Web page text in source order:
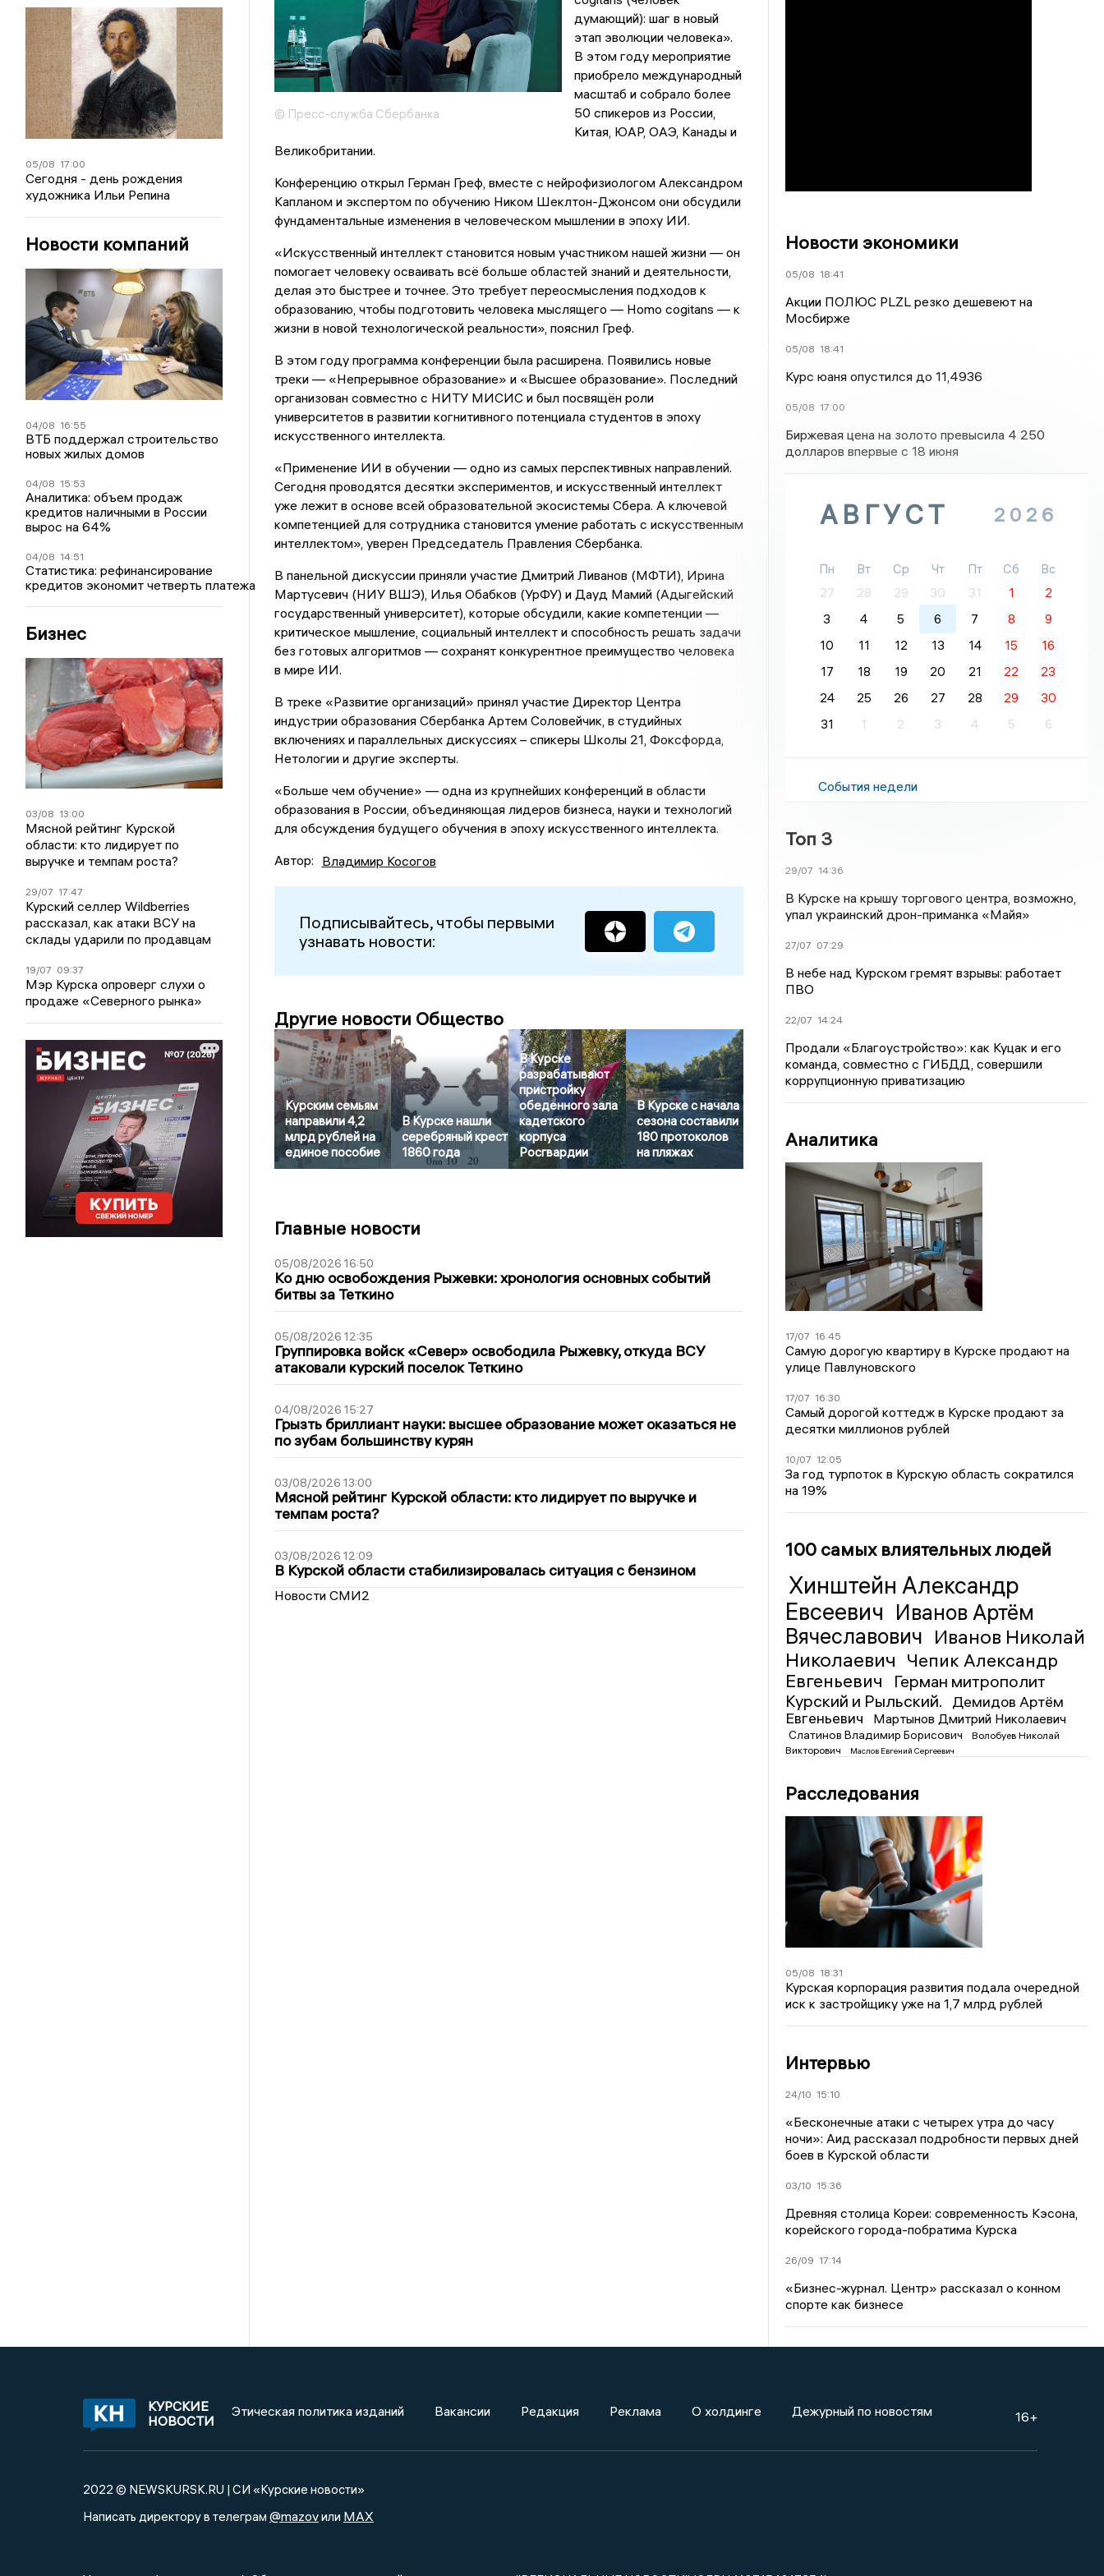
05/08 17:00
Сегодня - день рождения
художника Ильи Репина
Новости компаний
04/08 16:55
ВТБ поддержал строительство
новых жилых домов
04/08 15:53
Аналитика: объем продаж
кредитов наличными в России
вырос на 64%
04/08 14:51
Статистика: рефинансирование
кредитов экономит четверть платежа
Бизнес
03/08 13:00
Мясной рейтинг Курской
области: кто лидирует по
выручке и темпам роста?
29/07 17:47
Курский селлер Wildberries
рассказал, как атаки ВСУ на
склады ударили по продавцам
19/07 09:37
Мэр Курска опроверг слухи о
продаже «Северного рынка»
© Пресс-служба Сбербанка
думающий): шаг в новый
этап эволюции человека».
В этом году мероприятие
приобрело международный
масштаб и собрало более
50 спикеров из России,
Китая, ЮАР, ОАЭ, Канады и
Великобритании.
Конференцию открыл Герман Греф, вместе с нейрофизиологом Александром
Капланом и экспертом по обучению Ником Шеклтон-Джонсом они обсудили
фундаментальные изменения в человеческом мышлении в эпоху ИИ.
«Искусственный интеллект становится новым участником нашей жизни — он
помогает человеку осваивать всё больше областей знаний и деятельности,
делая это быстрее и точнее. Это требует переосмысления подходов к
образованию, чтобы подготовить человека мыслящего — Homo cogitans — к
жизни в новой технологической реальности», пояснил Греф.
В этом году программа конференции была расширена. Появились новые
треки — «Непрерывное образование» и «Высшее образование». Последний
организован совместно с НИТУ МИСИС и был посвящён роли
университетов в развитии когнитивного потенциала студентов в эпоху
искусственного интеллекта.
«Применение ИИ в обучении — одно из самых перспективных направлений.
Сегодня проводятся десятки экспериментов, и искусственный интеллект
уже лежит в основе всей образовательной экосистемы Сбера. А ключевой
компетенцией для сотрудника становится умение работать с искусственным
интеллектом», уверен Председатель Правления Сбербанка.
В панельной дискуссии приняли участие Дмитрий Ливанов (МФТИ), Ирина
Мартусевич (НИУ ВШЭ), Илья Обабков (УрФУ) и Дауд Мамий (Адыгейский
государственный университет), которые обсудили, какие компетенции —
критическое мышление, социальный интеллект и способность решать задачи
без готовых алгоритмов — сохранят конкурентное преимущество человека
в мире ИИ.
В треке «Развитие организаций» принял участие Директор Центра
индустрии образования Сбербанка Артем Соловейчик, в студийных
включениях и параллельных дискуссиях – спикеры Школы 21, Фоксфорда,
Нетологии и другие эксперты.
«Больше чем обучение» — одна из крупнейших конференций в области
образования в России, объединяющая лидеров бизнеса, науки и технологий
для обсуждения будущего обучения в эпоху искусственного интеллекта.
Автор: Владимир Косогов
Подписывайтесь, чтобы первыми
узнавать новости:
Другие новости Общество
Курским семьям
направили 4,2
млрд рублей на
единое пособие
В Курске нашли
серебряный крест
1860 года
В Курске
разрабатывают
пристройку
обеденного зала
кадетского
корпуса
Росгвардии
В Курске с начала
сезона составили
180 протоколов
на пляжах
Главные новости
05/08/2026 16:50
Ко дню освобождения Рыжевки: хронология основных событий
битвы за Теткино
05/08/2026 12:35
Группировка войск «Север» освободила Рыжевку, откуда ВСУ
атаковали курский поселок Теткино
04/08/2026 15:27
Грызть бриллиант науки: высшее образование может оказаться не
по зубам большинству курян
03/08/2026 13:00
Мясной рейтинг Курской области: кто лидирует по выручке и
темпам роста?
03/08/2026 12:09
В Курской области стабилизировалась ситуация с бензином
Новости СМИ2
Новости экономики
05/08 18:41
Акции ПОЛЮС PLZL резко дешевеют на
Мосбирже
05/08 18:41
Курс юаня опустился до 11,4936
05/08 17:00
Биржевая цена на золото превысила 4 250
долларов впервые с 18 июня
АВГУСТ 2026
Пн Вт Ср Чт Пт Сб
Вс
27
28 29 30 31 1
2
3
4 5 6 7 8
9
10
11 12 13 14 15
16
17
18 19 20 21 22
23
24
25 26 27 28 29
30
31
1 2 3 4 5 6
События недели
Топ 3
29/07 14:36
В Курске на крышу торгового центра, возможно,
упал украинский дрон-приманка «Майя»
27/07 07:29
В небе над Курском гремят взрывы: работает
ПВО
22/07 14:24
Продали «Благоустройство»: как Куцак и его
команда, совместно с ГИБДД, совершили
коррупционную приватизацию
Аналитика
17/07 16:45
Самую дорогую квартиру в Курске продают на
улице Павлуновского
17/07 16:30
Самый дорогой коттедж в Курске продают за
десятки миллионов рублей
10/07 12:05
За год турпоток в Курскую область сократился
на 19%
100 самых влиятельных людей
Хинштейн Александр
Евсеевич Иванов Артём
Вячеславович Иванов Николай
Николаевич Чепик Александр
Евгеньевич
Герман митрополит
Курский и Рыльский.
Демидов Артём
Евгеньевич
Мартынов Дмитрий Николаевич
Слатинов Владимир Борисович
Волобуев Николай
Викторович
Маслов Евгений Сергеевич
Расследования
05/08 18:31
Курская корпорация развития подала очередной
иск к застройщику уже на 1,7 млрд рублей
Интервью
24/10 15:10
«Бесконечные атаки с четырех утра до часу
ночи»: Аид рассказал подробности первых дней
боев в Курской области
03/10 15:36
Древняя столица Кореи: современность Кэсона,
корейского города-побратима Курска
26/09 17:14
«Бизнес-журнал. Центр» рассказал о конном
спорте как бизнесе
КУРСКИЕ
НОВОСТИ
Этическая политика изданий Вакансии Редакция Реклама О холдинге Дежурный по новостям 16+
2022 © NEWSKURSK.RU | СИ «Курские новости»
Написать директору в телеграм @mazovили MAX